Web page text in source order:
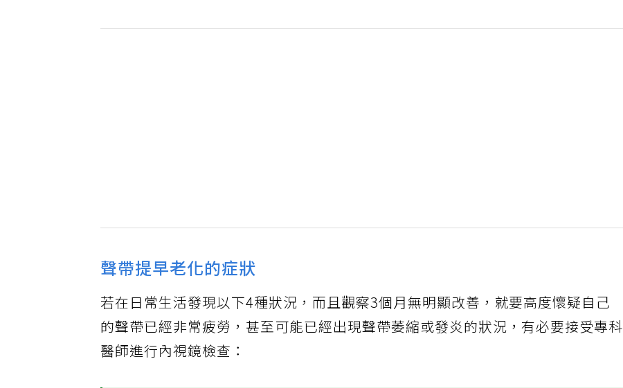
聲帶提早老化的症狀
若在日常生活發現以下4種狀況，而且觀察3個月無明顯改善，就要高度懷疑自己
的聲帶已經非常疲勞，甚至可能已經出現聲帶萎縮或發炎的狀況，有必要接受專科
醫師進行內視鏡檢查：